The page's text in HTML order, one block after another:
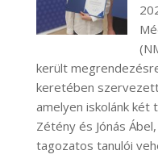
került
keretében
amelyen iskolánk két
Zétény és Jónás
tagozatos tanulói